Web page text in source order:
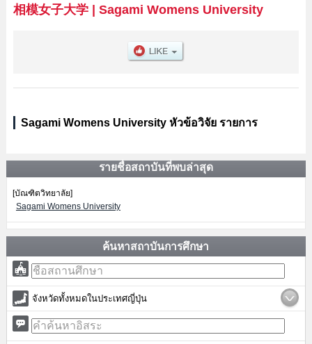
เข้าศึกษาเช่นจำนวนคนที่รับสมัครหรือจำนวนคนที่ผ่านการสอบคัดเลือก
เป็นต้น,แนะนำสถานที่,การเดินทางเป็นต้นไว้ด้วยดังนั้นขอเชิญใช้บริการค้นหา
相模女子大学| Sagami Womens University
Sagami Womens University หัวข้อวิจัย รายการ
รายชื่อสถาบันที่พบล่าสุด
[บัณฑิตวิทยาลัย]
Sagami Womens University
ค้นหาสถาบันการศึกษา
จังหวัดทั้งหมดในประเทศญี่ปุ่น